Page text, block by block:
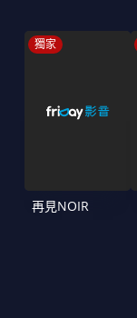
獨家
再見NOIR